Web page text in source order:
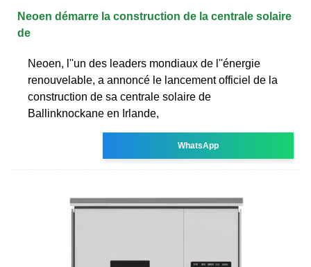
Neoen démarre la construction de la centrale solaire
de
Neoen, l''un des leaders mondiaux de l''énergie
renouvelable, a annoncé le lancement officiel de la
construction de sa centrale solaire de
Ballinknockane en Irlande,
WhatsApp